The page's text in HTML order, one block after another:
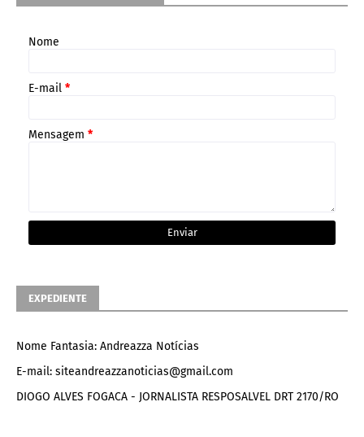
Nome
E-mail *
Mensagem *
EXPEDIENTE
Nome Fantasia: Andreazza Notícias
E-mail: siteandreazzanoticias@gmail.com
DIOGO ALVES FOGACA - JORNALISTA RESPOSALVEL DRT 2170/RO